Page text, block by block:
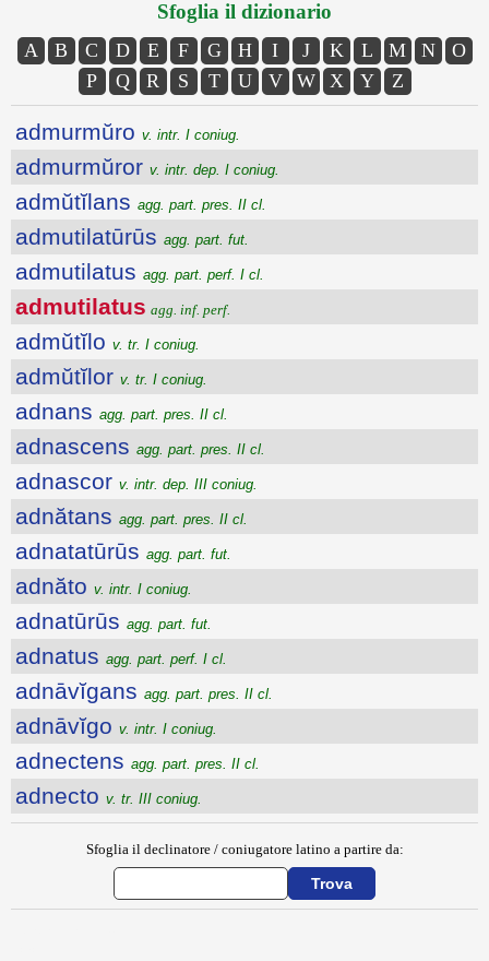
Sfoglia il dizionario
A B C D E F G H I J K L M N
O
P
Q R S T U V W X Y Z
admurmŭro v. intr. I coniug.
admurmŭror v. intr. dep. I coniug.
admŭtĭlans agg. part. pres. II cl.
admutilatūrūs agg. part. fut.
admutilatus agg. part. perf. I cl.
admutilatus agg. inf. perf.
admŭtĭlo v. tr. I coniug.
admŭtĭlor v. tr. I coniug.
adnans agg. part. pres. II cl.
adnascens agg. part. pres. II cl.
adnascor v. intr. dep. III coniug.
adnătans agg. part. pres. II cl.
adnatatūrūs agg. part. fut.
adnăto v. intr. I coniug.
adnatūrūs agg. part. fut.
adnatus agg. part. perf. I cl.
adnāvĭgans agg. part. pres. II cl.
adnāvĭgo v. intr. I coniug.
adnectens agg. part. pres. II cl.
adnecto v. tr. III coniug.
Sfoglia il declinatore / coniugatore latino a partire da: